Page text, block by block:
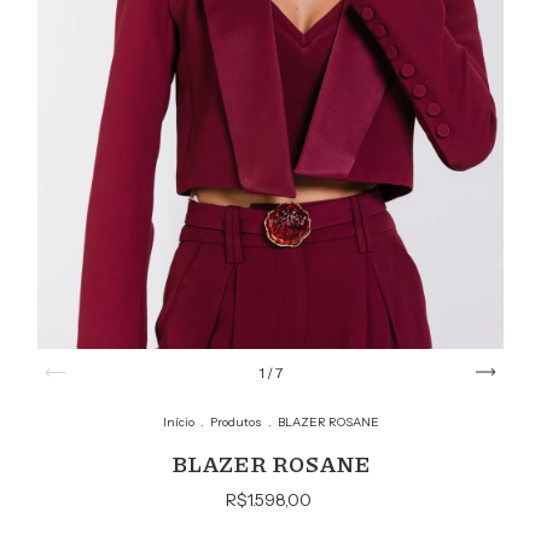
1 /7
Início . Produtos . BLAZER ROSANE
BLAZER ROSANE
R$1.598,00